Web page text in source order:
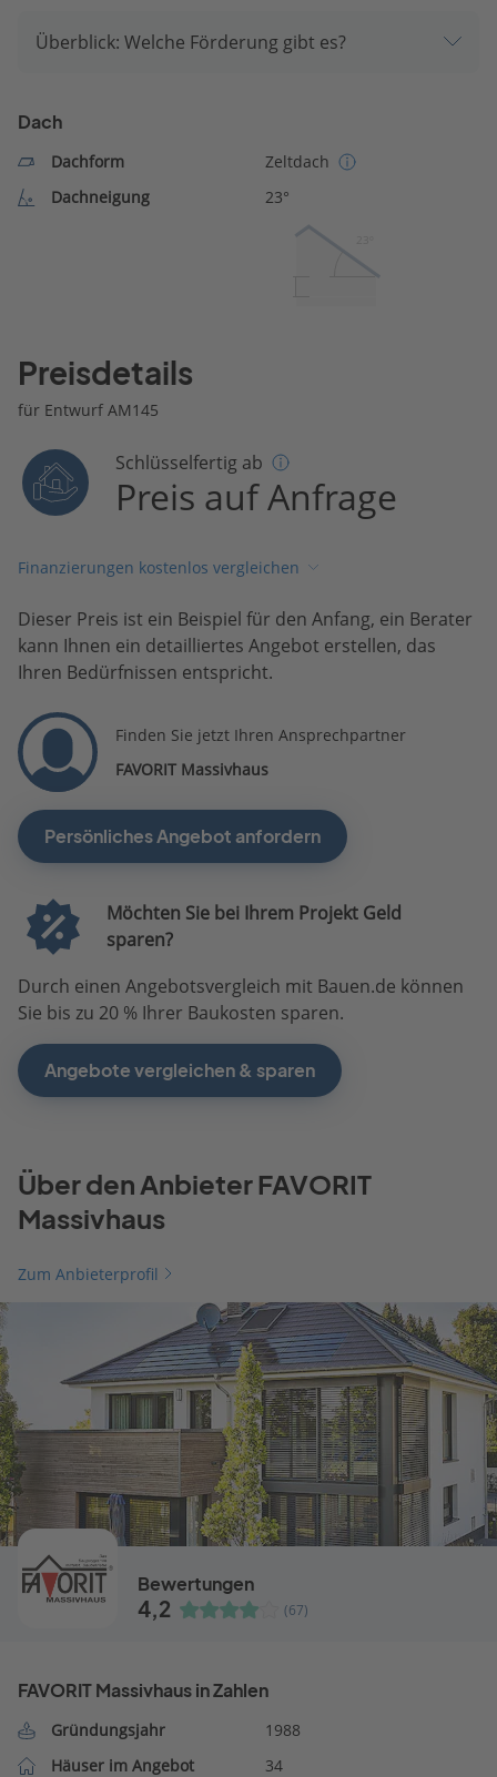
Überblick: Welche Förderung gibt es?
Dach
Dachform
Zeltdach
Dachneigung
23°
Preisdetails
für Entwurf AM145
Schlüsselfertig ab
Preis auf Anfrage
Finanzierungen kostenlos vergleichen
Dieser Preis ist ein Beispiel für den Anfang, ein Berater
kann Ihnen ein detailliertes Angebot erstellen, das
Ihren Bedürfnissen entspricht.
Finden Sie jetzt Ihren Ansprechpartner
FAVORIT Massivhaus
Persönliches Angebot anfordern
Möchten Sie bei Ihrem Projekt Geld
sparen?
Durch einen Angebotsvergleich mit Bauen.de können
Sie bis zu 20 % Ihrer Baukosten sparen.
Angebote vergleichen & sparen
Über den Anbieter FAVORIT
Massivhaus
Zum Anbieterprofil
Bewertungen
4,2 (67)
FAVORIT Massivhaus in Zahlen
Gründungsjahr
1988
Häuser im Angebot
34